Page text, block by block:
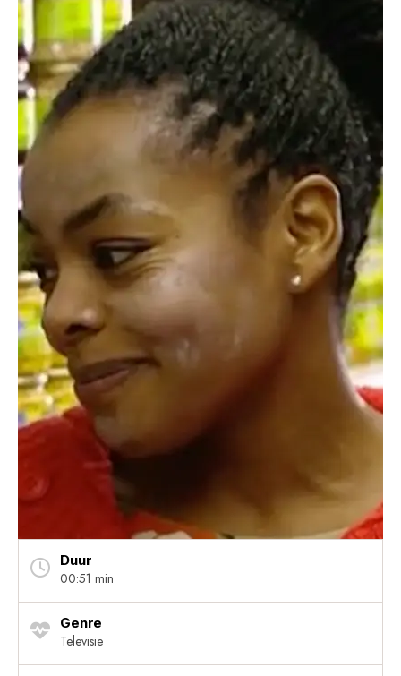
Duur
00:51 min
Genre
Televisie